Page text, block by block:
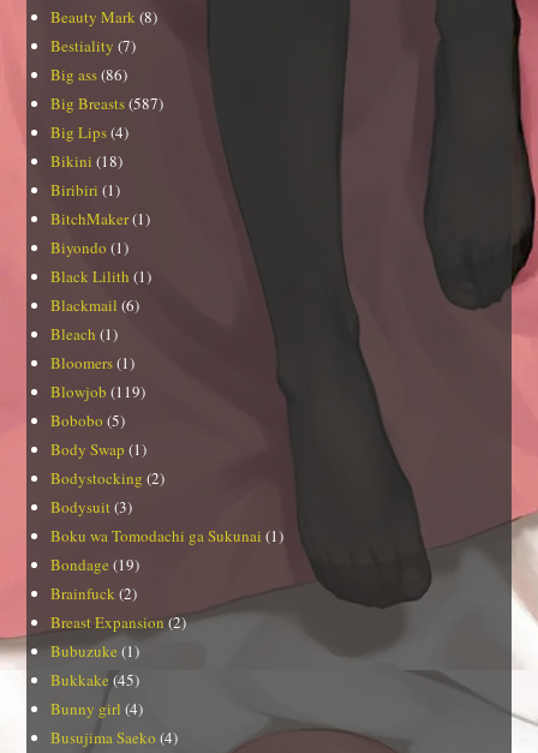
Beauty Mark (8)
Bestiality (7)
Big ass(86)
Big Breasts(587)
Big Lips(4)
Bikini (18)
Biribiri (1)
BitchMaker(1)
Biyondo (1)
Black Lilith (1)
Blackmail (6)
Bleach (1)
Bloomers(1)
Blowjob (119)
Bobobo (5)
Body Swap (1)
Bodystocking (2)
Bodysuit (3)
Boku wa Tomodachi ga Sukunai (1)
Bondage (19)
Brainfuck (2)
Breast Expansion (2)
Bubuzuke (1)
Bukkake (45)
Bunny girl (4)
Busujima Saeko (4)